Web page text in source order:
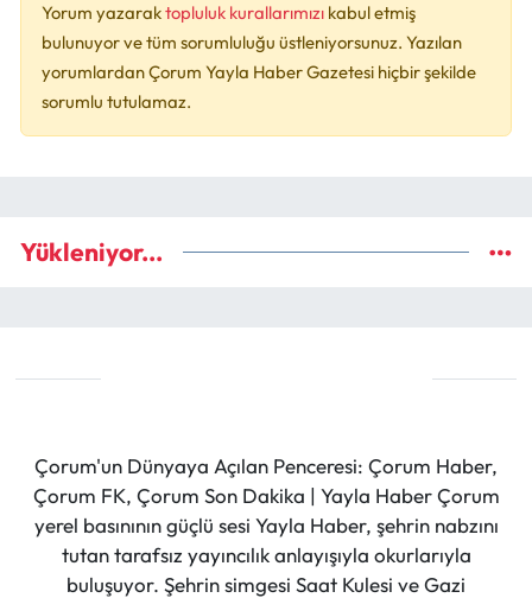
Yorum yazaraktopluluk kurallarımızı kabul etmiş
bulunuyor ve tüm sorumluluğu üstleniyorsunuz. Yazılan
yorumlardan Çorum Yayla Haber Gazetesi hiçbir şekilde
sorumlu tutulamaz.
Yükleniyor...
Çorum'un Dünyaya Açılan Penceresi: Çorum Haber,
Çorum FK, Çorum Son Dakika | Yayla Haber Çorum
yerel basınının güçlü sesi Yayla Haber, şehrin nabzını
tutan tarafsız yayıncılık anlayışıyla okurlarıyla
buluşuyor. Şehrin simgesi Saat Kulesi ve Gazi